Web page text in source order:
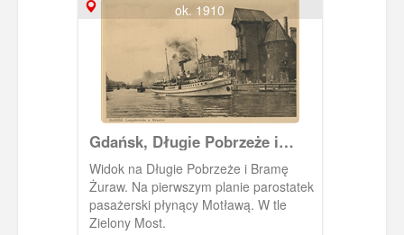
ok. 1910
Gdańsk, Długie Pobrzeże i
Żuraw
Widok na Długie Pobrzeże i Bramę
Żuraw. Na pierwszym planie parostatek
pasażerski płynący Motławą. W tle
Zielony Most.